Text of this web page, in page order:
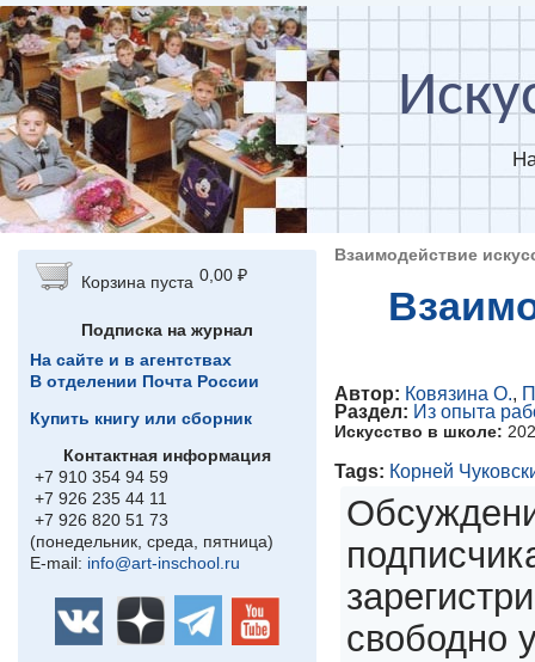
Перейти к основному содержанию
Корзина пуста 0,00 ₽
Подписка на журнал
На сайте и в агентствах
В отделении Почта России
Купить книгу или сборник
Контактная информация
+7 910 354 94 59
+7 926 235 44 11
+7 926 820 51 73
(понедельник, среда, пятница)
E-mail: info@art-inschool.ru
Взаимодействие
Автор: Ковязина О.,
Раздел: Из опыта
Искусство в школе:
Tags: Корней
свободно